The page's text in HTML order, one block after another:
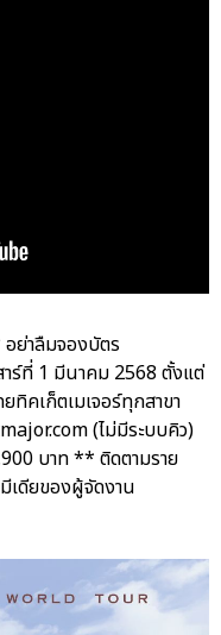
ย่าลืมจองบัตร
ร์ที่ 1 มีนาคม 2568 ตั้งแต่
ทิคเก็ตเมเจอร์ทุกสาขา
(ไม่มีระบบคิว)
บาท ** ติดตามราย
เดียของผู้จัดงาน